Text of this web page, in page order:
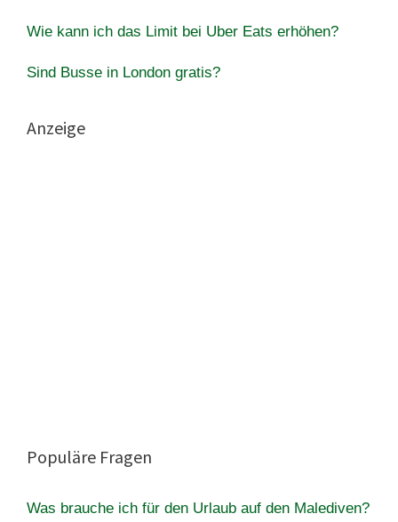
Wie kann ich das Limit bei Uber Eats erhöhen?
Sind Busse in London gratis?
Anzeige
Populäre Fragen
Was brauche ich für den Urlaub auf den Malediven?